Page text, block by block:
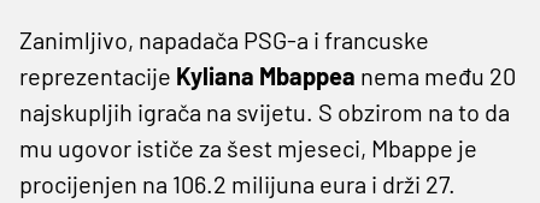
Zanimljivo, napadača PSG-a i francuske
reprezentacije Kyliana Mbappea nema među 20
najskupljih igrača na svijetu. S obzirom na to da
mu ugovor ističe za šest mjeseci, Mbappe je
procijenjen na 106.2 milijuna eura i drži 27.